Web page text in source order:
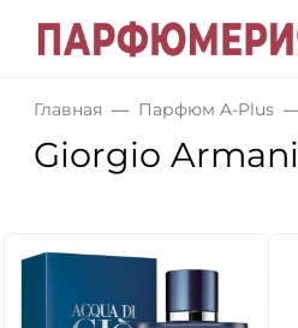
Главная Парфюм A-Plus
Giorgio Armani